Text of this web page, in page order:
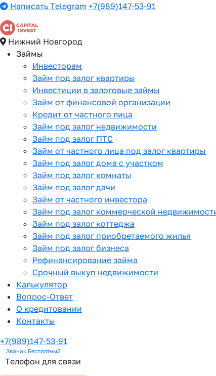
Написать Telegram +7(989)147-53-91
Нижний Новгород
Займы
Инвесторам
Займ под залог квартиры
Инвестиции в залоговые займы
Займ от финансовой организации
Кредит от частного лица
Займ под залог недвижимости
Займ под залог ПТС
Займ от частного лица под залог квартиры
Займ под залог дома с участком
Займ под залог комнаты
Займ под залог дачи
Займ от частного инвестора
Займ под залог коммерческой
Займ под залог коттеджа
Займ под залог приобретаемого жилья
Займ под залог бизнеса
Рефинансирование займа
Срочный выкуп недвижимости
Калькулятор
Вопрос-Ответ
О кредитовании
Контакты
+7(989)147-53-91
Звонок Бесплатный
Телефон для связи